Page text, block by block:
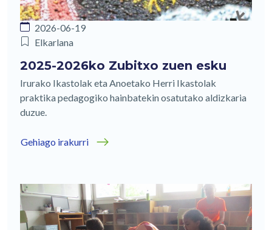
2026-06-19
Elkarlana
2025-2026ko Zubitxo zuen esku
Irurako Ikastolak eta Anoetako Herri Ikastolak
praktika pedagogiko hainbatekin osatutako aldizkaria
duzue.
Gehiago irakurri